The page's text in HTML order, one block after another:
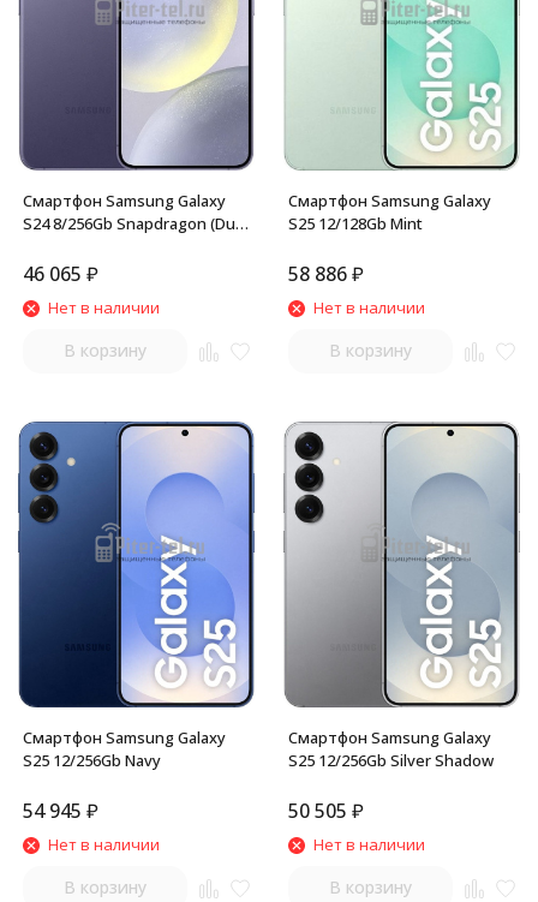
Смартфон Samsung Galaxy
S24 8/256Gb Snapdragon (Dual
46 065 ₽
Нет в наличии
В корзину
Смартфон Samsung Galaxy
S25 12/128Gb Mint
58 886₽
Нет в наличии
В корзину
Смартфон Samsung Galaxy
S25 12/256Gb Navy
54 945 ₽
Нет в наличии
В корзину
Смартфон Samsung Galaxy
S25 12/256Gb Silver Shadow
50 505 ₽
Нет в наличии
В корзину